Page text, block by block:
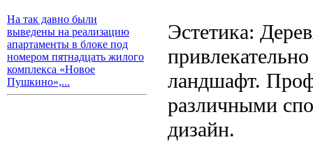
На так давно были
выведены на реализацию
апартаменты в блоке под
номером пятнадцать жилого
комплекса «Новое
Пушкино»,...
Эстетика:
ландшафт.
различными
дизайн.